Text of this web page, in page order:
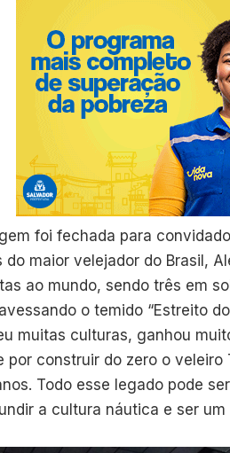
foi fechada para
maior velejador do Brasil,
ao mundo, sendo três em
o temido “Estreito
muitas culturas, ganhou
construir do zero o veleiro
Todo esse legado pode
a cultura náutica e ser